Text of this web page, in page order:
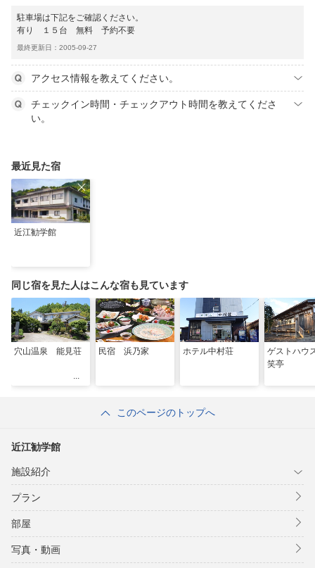
駐車場は下記をご確認ください。
有り １５台 無料 予約不要
最終更新日：2005-09-27
アクセス情報を教えてください。
チェックイン時間・チェックアウト時間を教えてくださ
い。
最近見た宿
近江勧学館
同じ宿を見た人はこんな宿も見ています
穴山温泉 能見荘 民宿 浜乃家 ホテル中村荘
ゲストハ
笑亭
このページのトップへ
近江勧学館
施設紹介
プラン
部屋
写真・動画